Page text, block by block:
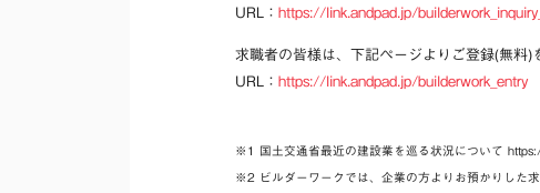
URL： https://link.andpad.jp/
求職者の皆様は、下記ページよりご登録(無料)
URL： https://link.andpad.jp/builderwork_entry
※1 国土交通省最近の建設業を巡る状況について
※2 ビルダーワークでは、企業の方よりお預かりした